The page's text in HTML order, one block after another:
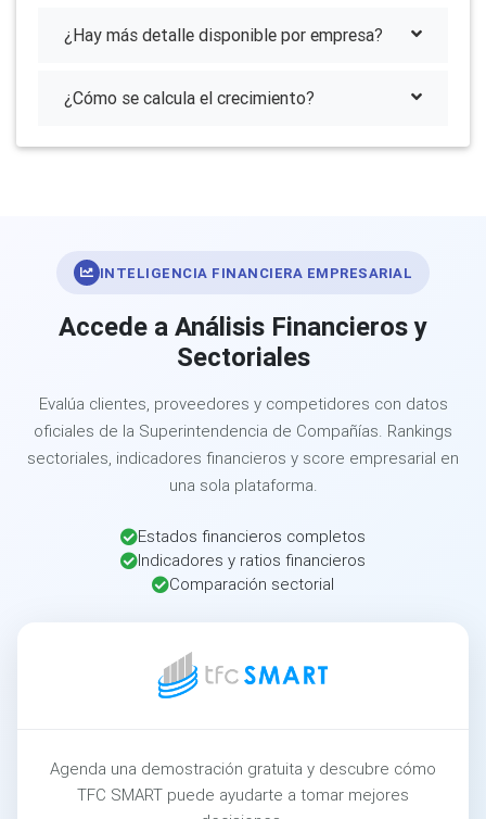
¿Hay más detalle disponible por empresa?
¿Cómo se calcula el crecimiento?
INTELIGENCIA FINANCIERA EMPRESARIAL
Accede a Análisis Financieros y
Sectoriales
Evalúa clientes, proveedores y competidores con datos
oficiales de la Superintendencia de Compañías. Rankings
sectoriales, indicadores financieros y score empresarial en
una sola plataforma.
Estados financieros completos
Indicadores y ratios financieros
Comparación sectorial
Agenda una demostración gratuita y descubre cómo
TFC SMART puede ayudarte a tomar mejores